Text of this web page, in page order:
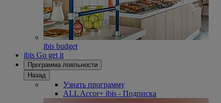
ibis budget
ibis Go get it
Программа лояльности
Назад
Узнать программу
ALL Accor+ ibis - Подписка